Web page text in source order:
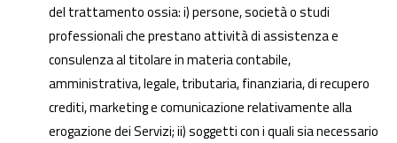
del trattamento ossia: i) persone, società o studi
professionali che prestano attività di assistenza e
consulenza al titolare in materia contabile,
amministrativa, legale, tributaria, finanziaria, di recupero
crediti, marketing e comunicazione relativamente alla
erogazione dei Servizi; ii) soggetti con i quali sia necessario